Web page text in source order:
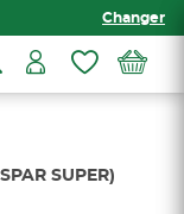
Changer
SUPER)